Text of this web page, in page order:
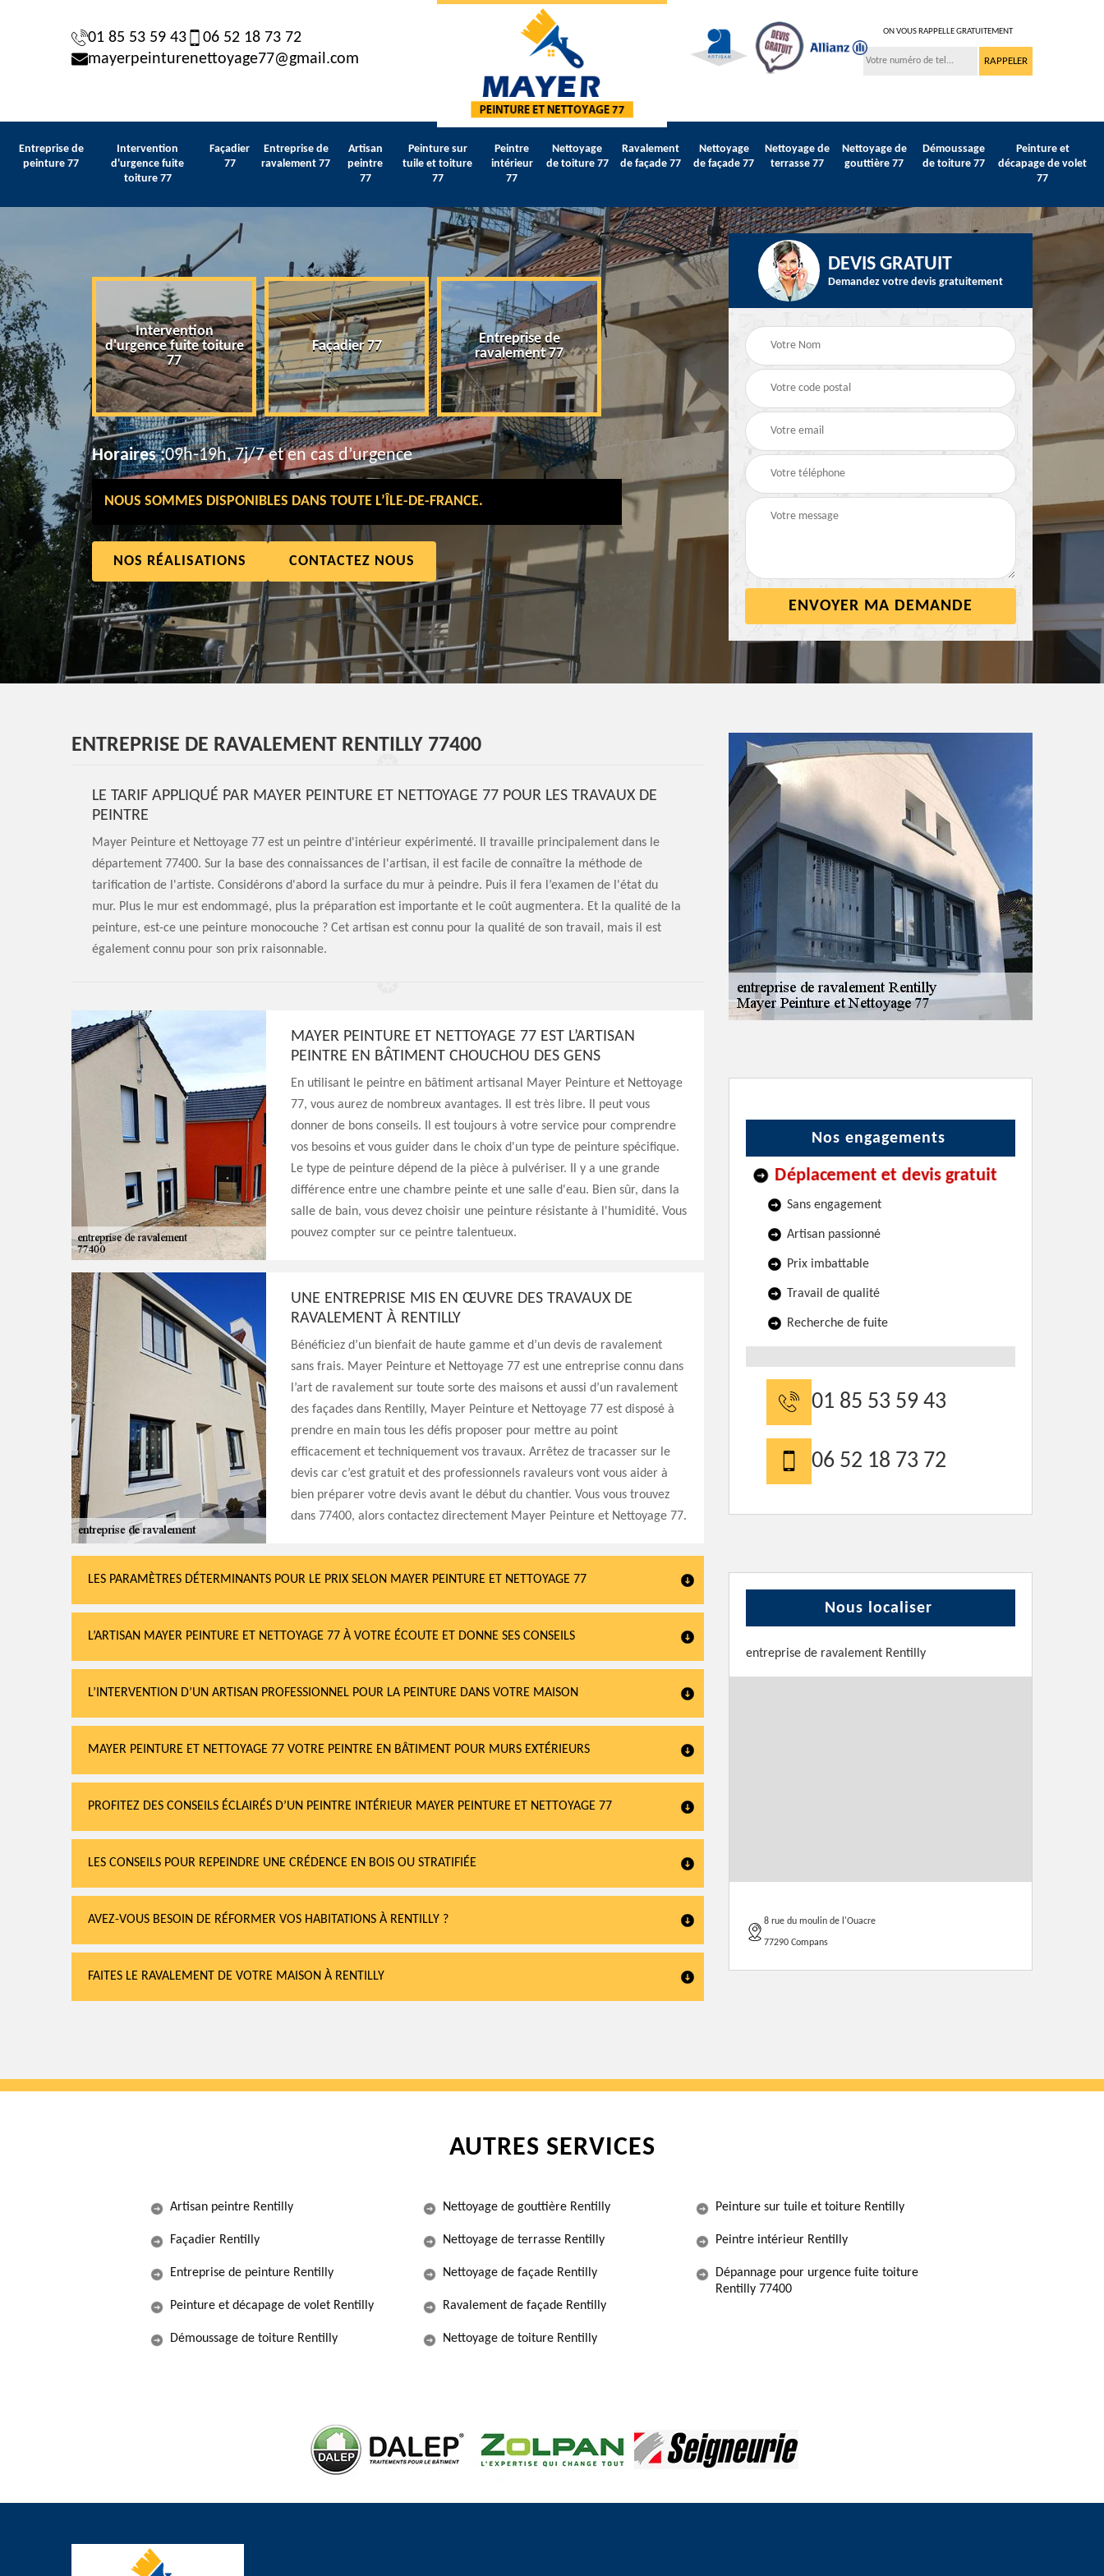
01 85 53 59 43
06 52 18 73 72
mayerpeinturenettoyage77@gmail.com
ON VOUS RAPPELLE GRATUITEMENT
Entreprise de
peinture 77
Intervention
d'urgence fuite
toiture 77
Façadier
77
Entreprise de
ravalement 77
Artisan
peintre
77
Peinture sur
tuile et toiture
77
Peintre
intérieur
77
Nettoyage
de toiture 77
Ravalement
de façade 77
Nettoyage
de façade 77
Nettoyage de
terrasse 77
Nettoyage de
gouttière 77
Démoussage
de toiture 77
Peinture et
décapage de volet
77
peinture
Intervention
d'urgence fuite toiture
77
Façadier 77
Entreprise de
ravalement 77
Artisan peintre 77
Peinture sur tuile et
Peintre intérieur 77
Horaires :09h-19h, 7j/7 et en cas d’urgence
NOUS SOMMES DISPONIBLES DANS TOUTE L’ÎLE-DE-FRANCE.
NOS RÉALISATIONS CONTACTEZ NOUS
DEVIS GRATUIT
Demandez votre devis gratuitement
ENTREPRISE DE RAVALEMENT RENTILLY 77400
LE TARIF APPLIQUÉ PAR MAYER PEINTURE ET NETTOYAGE 77 POUR LES TRAVAUX DE
PEINTRE
Mayer Peinture et Nettoyage 77 est un peintre d'intérieur expérimenté. Il travaille principalement dans le
département 77400. Sur la base des connaissances de l'artisan, il est facile de connaître la méthode de
tarification de l'artiste. Considérons d'abord la surface du mur à peindre. Puis il fera l’examen de l'état du
mur. Plus le mur est endommagé, plus la préparation est importante et le coût augmentera. Et la qualité de la
peinture, est-ce une peinture monocouche ? Cet artisan est connu pour la qualité de son travail, mais il est
également connu pour son prix raisonnable.
MAYER PEINTURE ET NETTOYAGE 77 EST L’ARTISAN
PEINTRE EN BÂTIMENT CHOUCHOU DES GENS
En utilisant le peintre en bâtiment artisanal Mayer Peinture et Nettoyage
77, vous aurez de nombreux avantages. Il est très libre. Il peut vous
donner de bons conseils. Il est toujours à votre service pour comprendre
vos besoins et vous guider dans le choix d'un type de peinture spécifique.
Le type de peinture dépend de la pièce à pulvériser. Il y a une grande
différence entre une chambre peinte et une salle d'eau. Bien sûr, dans la
salle de bain, vous devez choisir une peinture résistante à l'humidité. Vous
pouvez compter sur ce peintre talentueux.
UNE ENTREPRISE MIS EN ŒUVRE DES TRAVAUX DE
RAVALEMENT À RENTILLY
Bénéficiez d’un bienfait de haute gamme et d’un devis de ravalement
sans frais. Mayer Peinture et Nettoyage 77 est une entreprise connu dans
l’art de ravalement sur toute sorte des maisons et aussi d’un ravalement
des façades dans Rentilly, Mayer Peinture et Nettoyage 77 est disposé à
prendre en main tous les défis proposer pour mettre au point
efficacement et techniquement vos travaux. Arrêtez de tracasser sur le
devis car c’est gratuit et des professionnels ravaleurs vont vous aider à
bien préparer votre devis avant le début du chantier. Vous vous trouvez
dans 77400, alors contactez directement Mayer Peinture et Nettoyage 77.
LES PARAMÈTRES DÉTERMINANTS POUR LE PRIX SELON MAYER PEINTURE ET NETTOYAGE 77
L’ARTISAN MAYER PEINTURE ET NETTOYAGE 77 À VOTRE ÉCOUTE ET DONNE SES CONSEILS
L’INTERVENTION D’UN ARTISAN PROFESSIONNEL POUR LA PEINTURE DANS VOTRE MAISON
MAYER PEINTURE ET NETTOYAGE 77 VOTRE PEINTRE EN BÂTIMENT POUR MURS EXTÉRIEURS
PROFITEZ DES CONSEILS ÉCLAIRÉS D’UN PEINTRE INTÉRIEUR MAYER PEINTURE ET NETTOYAGE 77
LES CONSEILS POUR REPEINDRE UNE CRÉDENCE EN BOIS OU STRATIFIÉE
AVEZ-VOUS BESOIN DE RÉFORMER VOS HABITATIONS À RENTILLY ?
FAITES LE RAVALEMENT DE VOTRE MAISON À RENTILLY
Nos engagements
Déplacement et devis gratuit
Sans engagement
Artisan passionné
Prix imbattable
Travail de qualité
Recherche de fuite
01 85 53 59 43
06 52 18 73 72
Nous localiser
entreprise de ravalement Rentilly
8 rue du moulin de l'Ouacre
77290 Compans
AUTRES SERVICES
Artisan peintre Rentilly
Façadier Rentilly
Entreprise de peinture Rentilly
Peinture et décapage de volet Rentilly
Démoussage de toiture Rentilly
Nettoyage de gouttière Rentilly
Nettoyage de terrasse Rentilly
Nettoyage de façade Rentilly
Ravalement de façade Rentilly
Nettoyage de toiture Rentilly
Peinture sur tuile et toiture Rentilly
Peintre intérieur Rentilly
Dépannage pour urgence fuite toiture
Rentilly 77400